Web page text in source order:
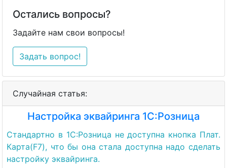
Остались вопросы?
Задайте нам свои вопросы!
Задать вопрос!
Случайная статья:
Настройка эквайринга 1С:Розница
Стандартно в 1С:Розница не доступна кнопка Плат.
Карта(F7), что бы она стала доступна надо сделать
настройку эквайринга.